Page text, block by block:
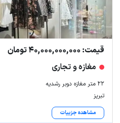
قیمت: 40,000,000,000 تومان
مغازه و تجاری
۲۲ متر مغازه دوبر رشدیه
تبریز
مشاهده جزییات